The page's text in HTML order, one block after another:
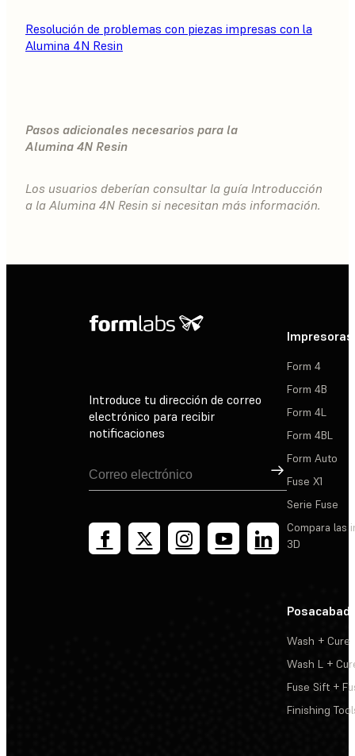
Resolución de problemas con piezas impresas con la
Alumina 4N Resin
Pasos adicionales necesarios para la
Alumina 4N Resin
Los usuarios deberían consultar la guía Introducción
a la Alumina 4N Resin si necesitan más información.
Introduce tu dirección de correo
electrónico para recibir
notificaciones
Suscribirse
Impresoras
Form 4
Form 4B
Form 4L
Form 4BL
Form Auto
Fuse X1
Serie Fuse
Compara las
3D
Wash + Cure
Wash L +
Fuse Sift +
Finishing